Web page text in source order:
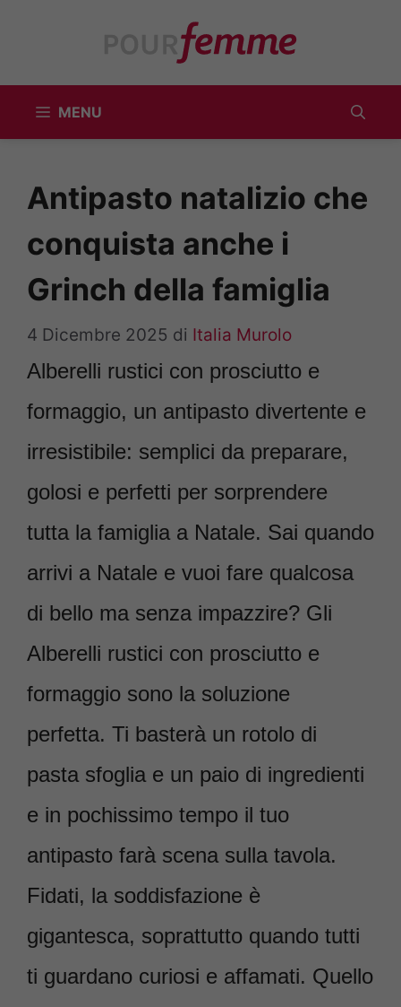
MENU
Antipasto natalizio che
conquista anche i
Grinch della famiglia
4 Dicembre 2025 di Italia Murolo
Alberelli rustici con prosciutto e
formaggio, un antipasto divertente e
irresistibile: semplici da preparare,
golosi e perfetti per sorprendere
tutta la famiglia a Natale. Sai quando
arrivi a Natale e vuoi fare qualcosa
di bello ma senza impazzire? Gli
Alberelli rustici con prosciutto e
formaggio sono la soluzione
perfetta. Ti basterà un rotolo di
pasta sfoglia e un paio di ingredienti
e in pochissimo tempo il tuo
antipasto farà scena sulla tavola.
Fidati, la soddisfazione è
gigantesca, soprattutto quando tutti
ti guardano curiosi e affamati. Quello